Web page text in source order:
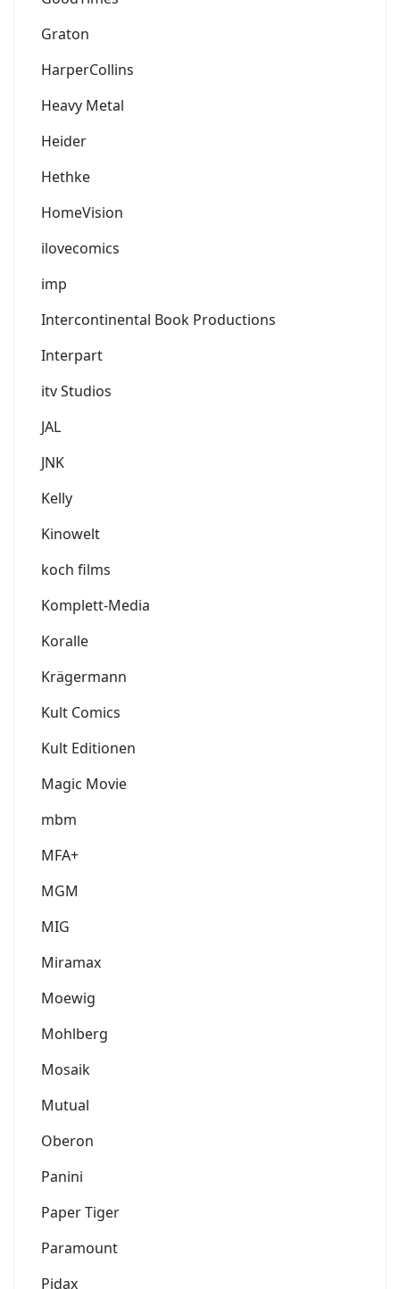
Graton
HarperCollins
Heavy Metal
Heider
Hethke
HomeVision
ilovecomics
imp
Intercontinental Book Productions
Interpart
itv Studios
JAL
JNK
Kelly
Kinowelt
koch films
Komplett-Media
Koralle
Krägermann
Kult Comics
Kult Editionen
Magic Movie
mbm
MFA+
MGM
MIG
Miramax
Moewig
Mohlberg
Mosaik
Mutual
Oberon
Panini
Paper Tiger
Paramount
Pidax